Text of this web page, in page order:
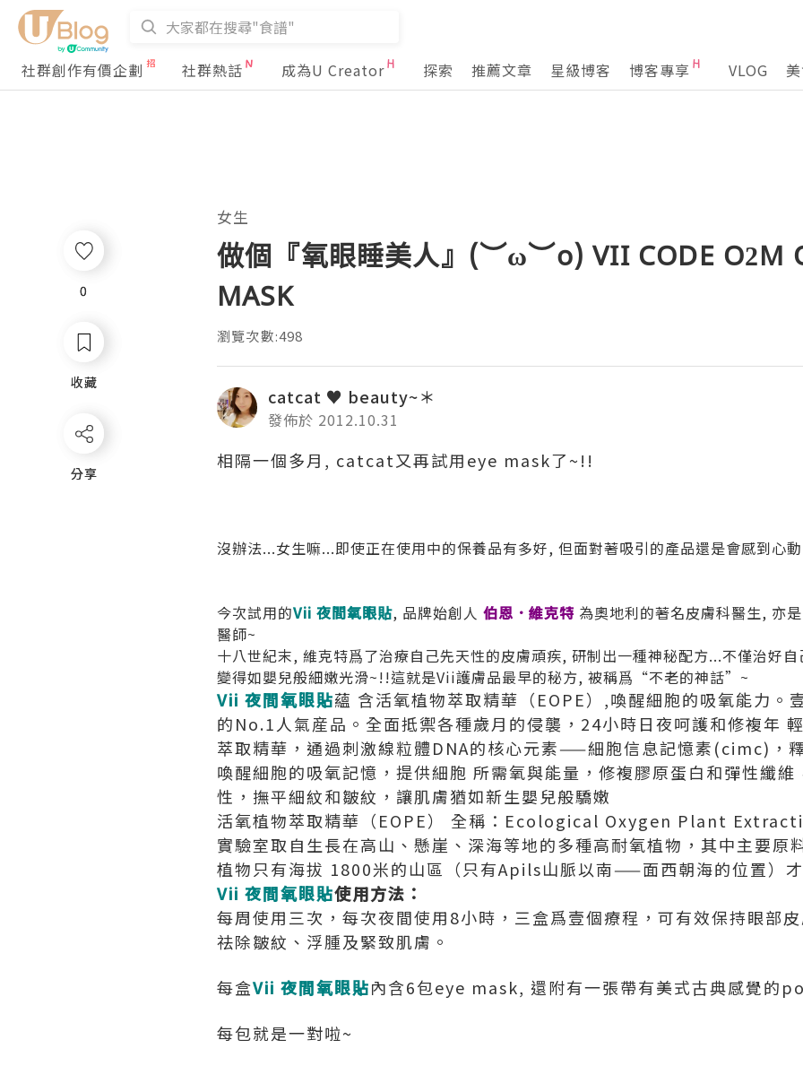
社群創作有價企劃 社群熱話 成為U Creator 探索 推薦文章 星級博客 博客專享 VLOG
0
收藏
分享
女生
做個『氧眼睡美人』(︶ω︶o) VII CODE O2M
MASK
瀏覽次數:498
catcat ♥ beauty~＊
發佈於 2012.10.31
相隔一個多月, catcat又再試用eye mask了~!!
沒辦法...女生嘛...即使正在使用中的保養品有多好, 但面對著吸引的產品還是會感到心
今次試用的Vii 夜間氧眼貼, 品牌始創人 伯恩．維克特 為奧地利的著名皮膚科醫生, 亦
醫師~
十八世紀末, 維克特爲了治療自己先天性的皮膚頑疾, 研制出一種神秘配方...不僅治好
變得如嬰兒般細嫩光滑~!!這就是Vii護膚品最早的秘方, 被稱爲“不老的神話”~
Vii 夜間氧眼貼蘊 含活氧植物萃取精華（EOPE）,喚醒細胞的吸氧能力。
的No.1人氣産品。全面抵禦各種歲月的侵襲，24小時日夜呵護和修複年
萃取精華，通過刺激線粒體DNA的核心元素——細胞信息記憶素(cimc)，
喚醒細胞的吸氧記憶，提供細胞 所需氧與能量，修複膠原蛋白和彈性纖
性，撫平細紋和皺紋，讓肌膚猶如新生嬰兒般驕嫩
活氧植物萃取精華（EOPE） 全稱：Ecological Oxygen Plant
實驗室取自生長在高山、懸崖、深海等地的多種高耐氧植物，其中主要
植物只有海拔 1800米的山區（只有Apils山脈以南——面西朝海的位置）
Vii 夜間氧眼貼使用方法：
每周使用三次，每次夜間使用8小時，三盒爲壹個療程，可有效保持眼部
祛除皺紋、浮腫及緊致肌膚。
每盒Vii 夜間氧眼貼內含6包eye mask, 還附有一張帶有美式古典感覺的
每包就是一對啦~
0
收藏
分享